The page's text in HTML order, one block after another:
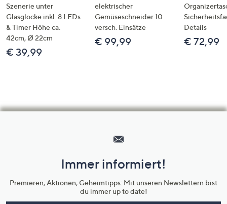
Szenerie unter
Glasglocke inkl. 8 LEDs
& Timer Höhe ca.
42cm, Ø 22cm
€ 39,99
elektrischer
Gemüseschneider 10
versch. Einsätze
€ 99,99
Details
€ 72,99
Unternehmensinformationen
Immer informiert!
Premieren, Aktionen, Geheimtipps: Mit unseren Newslettern bist
du immer up to date!